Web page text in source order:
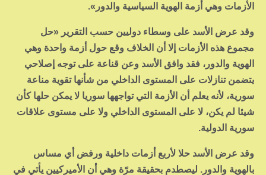
الأزمات وهي أزمة الهوية السياسية والدور».
وقد عرض الأسد على وسطاء دوليين حسب التقرير «حل
مجموع هذه الأزمات إلا أن الخلاف وقع حول أزمة واحدة وهي
الهوية والدور، فقد وافق الأسد وعن قناعة على توجه إصلاحي
يتضمن تنازلات على المستوى الداخلي من شأنها تقوية مناعة
سورية، لأنه يعلم أن الأزمة التي تواجهها سوريا لا يمكن حلها كأن
شيئا لم يكن، لا على المستوى الداخلي ولا على مستوى علاقات
سورية الدولية.
وقد عرض الأسد حلا لأربع أزمات داخلية ورفض أي مساس
بالهوية والدور. ليصطدم بحقيقة مرّة وهي أن الأميركيين يأتي في